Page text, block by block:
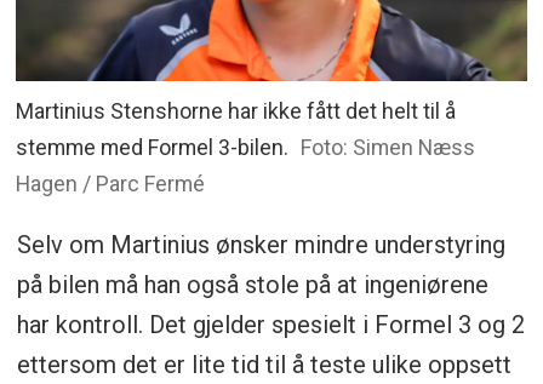
Martinius Stenshorne har ikke fått det helt til å
stemme med Formel 3-bilen. Foto: Simen Næss
Hagen / Parc Fermé
Selv om Martinius ønsker mindre understyring
på bilen må han også stole på at ingeniørene
har kontroll. Det gjelder spesielt i Formel 3 og 2
ettersom det er lite tid til å teste ulike oppsett